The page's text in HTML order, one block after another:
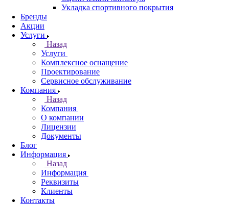
Укладка спортивного покрытия
Бренды
Акции
Услуги
Назад
Услуги
Комплексное оснащение
Проектирование
Сервисное обслуживание
Компания
Назад
Компания
О компании
Лицензии
Документы
Блог
Информация
Назад
Информация
Реквизиты
Клиенты
Контакты